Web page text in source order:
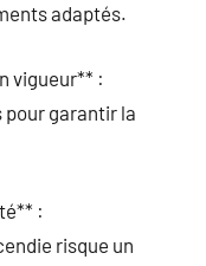
adaptés.
vigueur** :
pour garantir la
:
risque un